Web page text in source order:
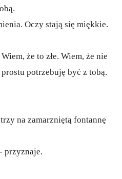
Oczy stają się miękkie.
że to złe. Wiem, że nie
potrzebuję być z tobą.
na zamarzniętą fontannę
przyznaje.